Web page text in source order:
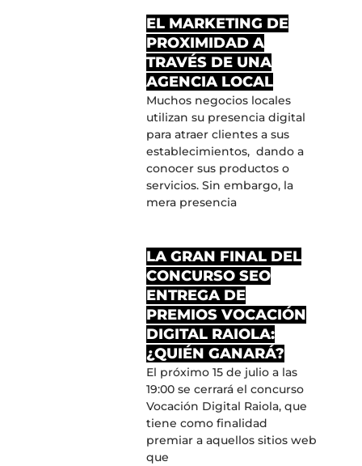
EL MARKETING DE
PROXIMIDAD A
TRAVÉS DE UNA
AGENCIA LOCAL
Muchos negocios locales
utilizan su presencia digital
para atraer clientes a sus
establecimientos, dando a
conocer sus productos o
servicios. Sin embargo, la
mera presencia
LA GRAN FINAL DEL
CONCURSO SEO
ENTREGA DE
PREMIOS VOCACIÓN
DIGITAL RAIOLA:
¿QUIÉN GANARÁ?
El próximo 15 de julio a las
19:00 se cerrará el concurso
Vocación Digital Raiola, que
tiene como finalidad
premiar a aquellos sitios web
que